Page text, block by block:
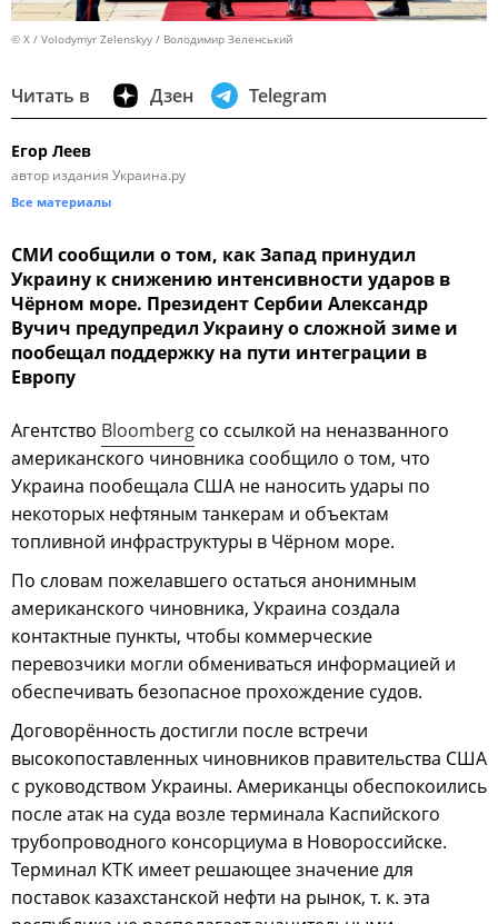
© X / Volodymyr Zelenskyy / Володимир Зеленський
Читать в Дзен Telegram
Егор Леев
автор издания Украина.ру
Все материалы
СМИ сообщили о том, как Запад принудил
Украину к снижению интенсивности ударов в
Чёрном море. Президент Сербии Александр
Вучич предупредил Украину о сложной зиме и
пообещал поддержку на пути интеграции в
Европу
Агентство Bloomberg со ссылкой на неназванного
американского чиновника сообщило о том, что
Украина пообещала США не наносить удары по
некоторых нефтяным танкерам и объектам
топливной инфраструктуры в Чёрном море.
По словам пожелавшего остаться анонимным
американского чиновника, Украина создала
контактные пункты, чтобы коммерческие
перевозчики могли обмениваться информацией и
обеспечивать безопасное прохождение судов.
Договорённость достигли после встречи
высокопоставленных чиновников правительства США
с руководством Украины. Американцы обеспокоились
после атак на суда возле терминала Каспийского
трубопроводного консорциума в Новороссийске.
Терминал КТК имеет решающее значение для
поставок казахстанской нефти на рынок, т. к. эта